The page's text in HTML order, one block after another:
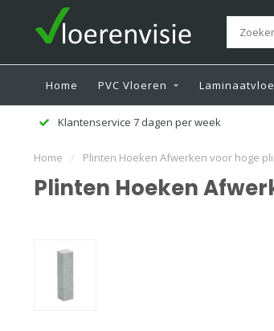
Home PVC Vloeren
Klantenservice 7 dagen per week
Home / Plinten Hoeken Afwerken voor hoge
Plinten Hoeken